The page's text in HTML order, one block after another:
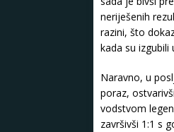
neriješenih
razini, što
kada su
Naravno, u
poraz,
vodstvom
završivši 1:1 s